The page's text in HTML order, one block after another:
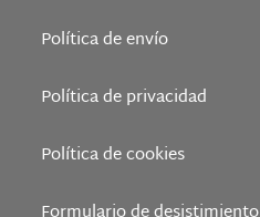
Política de envío
Política de privacidad
Política de cookies